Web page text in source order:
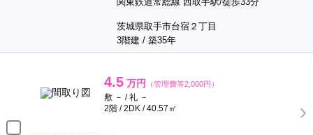
茨城県取手市台宿２丁目
3階建 / 築35年
4.5 万円 （管理費等2,000円）
敷 － / 礼 －
2階 / 2DK / 40.57㎡